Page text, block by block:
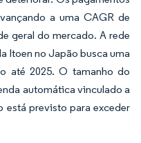
a uma CAGR de
geral do mercado. A rede
Itoen no Japão busca uma
até 2025. O tamanho do
automática vinculado a
previsto para exceder